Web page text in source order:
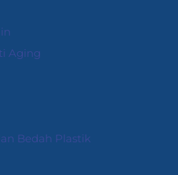
Aging
Bedah Plastik